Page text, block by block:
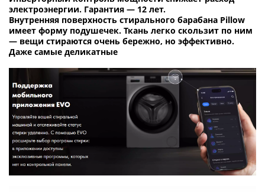
электроэнергии. Гарантия — 12 лет.
Внутренняя поверхность стирального барабана Pillow
имеет форму подушечек. Ткань легко скользит по ним
— вещи стираются очень бережно, но эффективно.
Даже самые деликатные